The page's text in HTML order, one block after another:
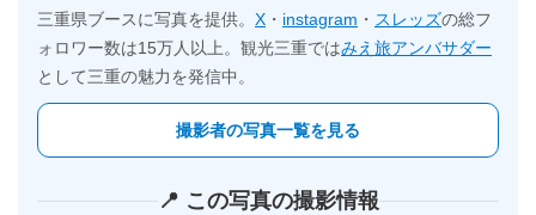
三重県ブースに写真を提供。 X ・ instagram ・ スレッズの総フ
ォロワー数は15万人以上。観光三重ではみえ旅アンバサダー
として三重の魅力を発信中。
撮影者の写真一覧を見る
📍 この写真の撮影情報